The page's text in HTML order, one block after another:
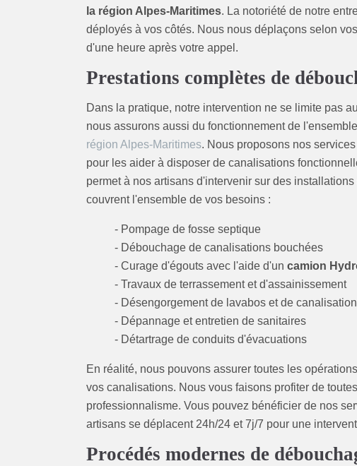
la région Alpes-Maritimes. La notoriété de notre
déployés à vos côtés. Nous nous déplaçons selon
d'une heure après votre appel.
Prestations complètes de
Dans la pratique, notre intervention ne se limite pas
nous assurons aussi du fonctionnement de
région Alpes-Maritimes. Nous proposons nos
pour les aider à disposer de canalisations
permet à nos artisans d'intervenir sur des
couvrent l'ensemble de vos besoins :
- Pompage de fosse septique
- Débouchage de canalisations bouchées
- Curage d'égouts avec l'aide d'un camion
- Travaux de terrassement et d'assainissement
- Désengorgement de lavabos et de
- Dépannage et entretien de sanitaires
- Détartrage de conduits d'évacuations
En réalité, nous pouvons assurer toutes les
vos canalisations. Nous vous faisons profiter de
professionnalisme. Vous pouvez bénéficier de nos
artisans se déplacent 24h/24 et 7j/7 pour une
Procédés modernes de